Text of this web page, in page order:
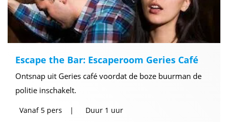
Escape the Bar: Escaperoom Geries Café
Ontsnap uit Geries café voordat de boze buurman de
politie inschakelt.
Vanaf5 pers Duur 1 uur